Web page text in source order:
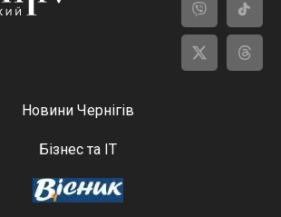
Новини Чернігів
Бізнес та ІТ